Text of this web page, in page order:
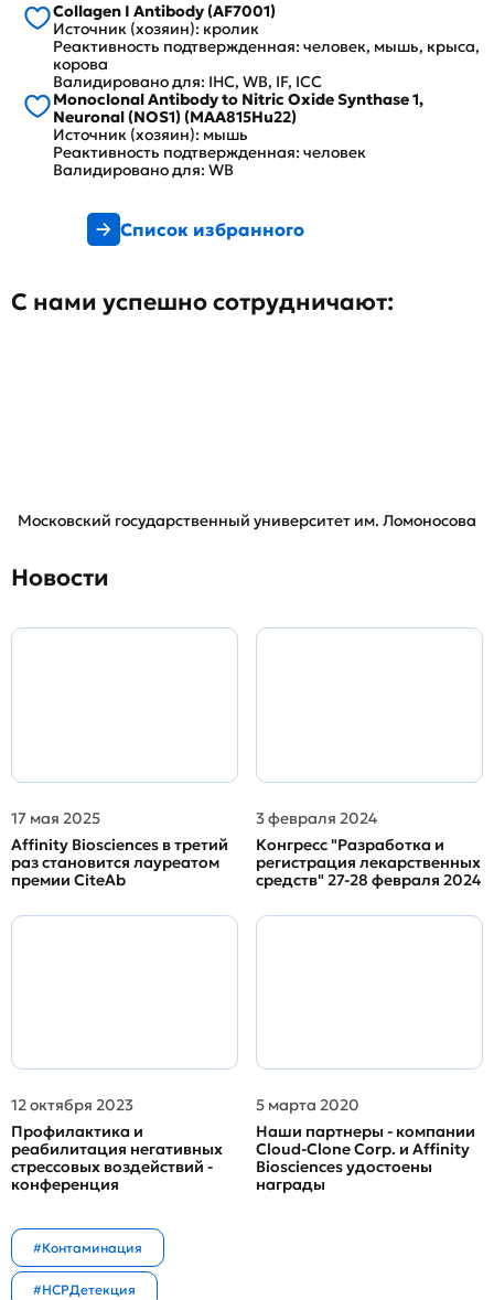
Collagen I Antibody (AF7001)
Источник (хозяин): кролик
Реактивность подтвержденная: человек, мышь, крыса,
корова
Валидировано для: IHC, WB, IF, ICC
Monoclonal Antibody to Nitric Oxide Synthase 1,
Neuronal (NOS1) (MAA815Hu22)
Источник (хозяин): мышь
Реактивность подтвержденная: человек
Валидировано для: WB
Список избранного
С нами успешно сотрудничают:
Московский государственный университет им. Ломоносова
Новости
17 мая 2025
Affinity Biosciences в третий
раз становится лауреатом
премии CiteAb
3 февраля 2024
Конгресс "Разработка и
регистрация лекарственных
средств" 27-28 февраля 2024
12 октября 2023
Профилактика и
реабилитация негативных
стрессовых воздействий -
конференция
5 марта 2020
Наши партнеры - компании
Cloud-Clone Corp. и Affinity
Biosciences удостоены
награды
#Контаминация
#HCPДетекция